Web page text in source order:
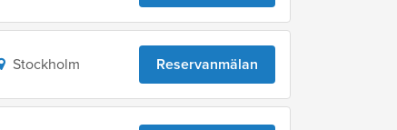
Stockholm Reservanmälan